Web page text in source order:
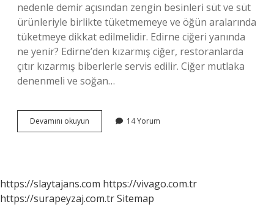
nedenle demir açısından zengin besinleri süt ve süt
ürünleriyle birlikte tüketmemeye ve öğün aralarında
tüketmeye dikkat edilmelidir. Edirne ciğeri yanında
ne yenir? Edirne’den kızarmış ciğer, restoranlarda
çıtır kızarmış biberlerle servis edilir. Ciğer mutlaka
denenmeli ve soğan…
Devamını okuyun
Yanına
14 Yorum
https://slaytajans.com https://vivago.com.tr
https://surapeyzaj.com.trSitemap